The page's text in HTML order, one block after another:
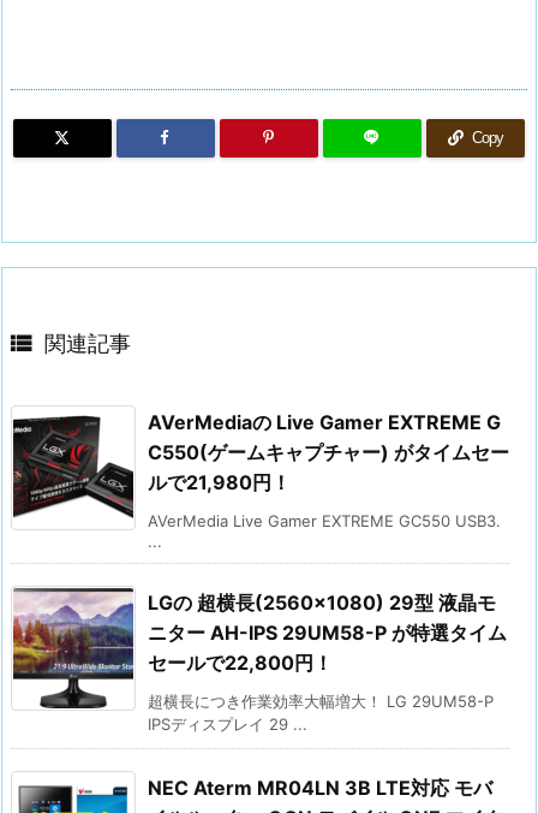
Copy
 関連記事
AVerMediaの Live Gamer EXTREME G
C550(ゲームキャプチャー) がタイムセー
ルで21,980円！
AVerMedia Live Gamer EXTREME GC550 USB3.
...
LGの 超横長(2560×1080) 29型 液晶モ
ニター AH-IPS 29UM58-P が特選タイム
セールで22,800円！
超横長につき作業効率大幅増大！ LG 29UM58-P
IPSディスプレイ 29 ...
NEC Aterm MR04LN 3B LTE対応 モバ